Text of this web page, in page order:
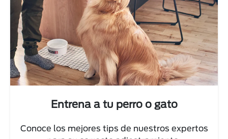
Next
Entrena a tu perro o gato
Conoce los mejores tips de nuestros expertos